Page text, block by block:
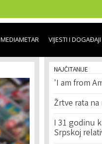
MEDIAMETAR VIJESTI I DOGAĐAJI
NAJČITANIJE
'I am from
Žrtve rata
I 31 godinu
Srpskoj